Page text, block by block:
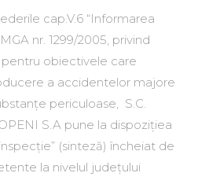
cap.V.6 “Informarea
nr. 1299/2005, privind
obiectivele care
a accidentelor majore
periculoase, S.C.
S.A pune la dispoziţiea
(sinteză) încheiat de
la nivelul judeţului